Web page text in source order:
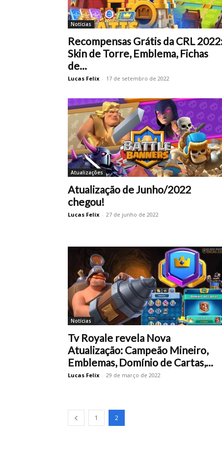
Notícias
Recompensas Grátis da CRL
Skin de Torre, Emblema, Fichas
de...
Lucas Felix - 17 de setembro de 2022
Atualizações
Atualização de Junho/2022
chegou!
Lucas Felix - 27 de junho de 2022
Notícias
Tv Royale revela Nova
Atualização: Campeão Mineiro,
Emblemas, Domínio de Cartas,...
Lucas Felix - 29 de março de 2022
1 2